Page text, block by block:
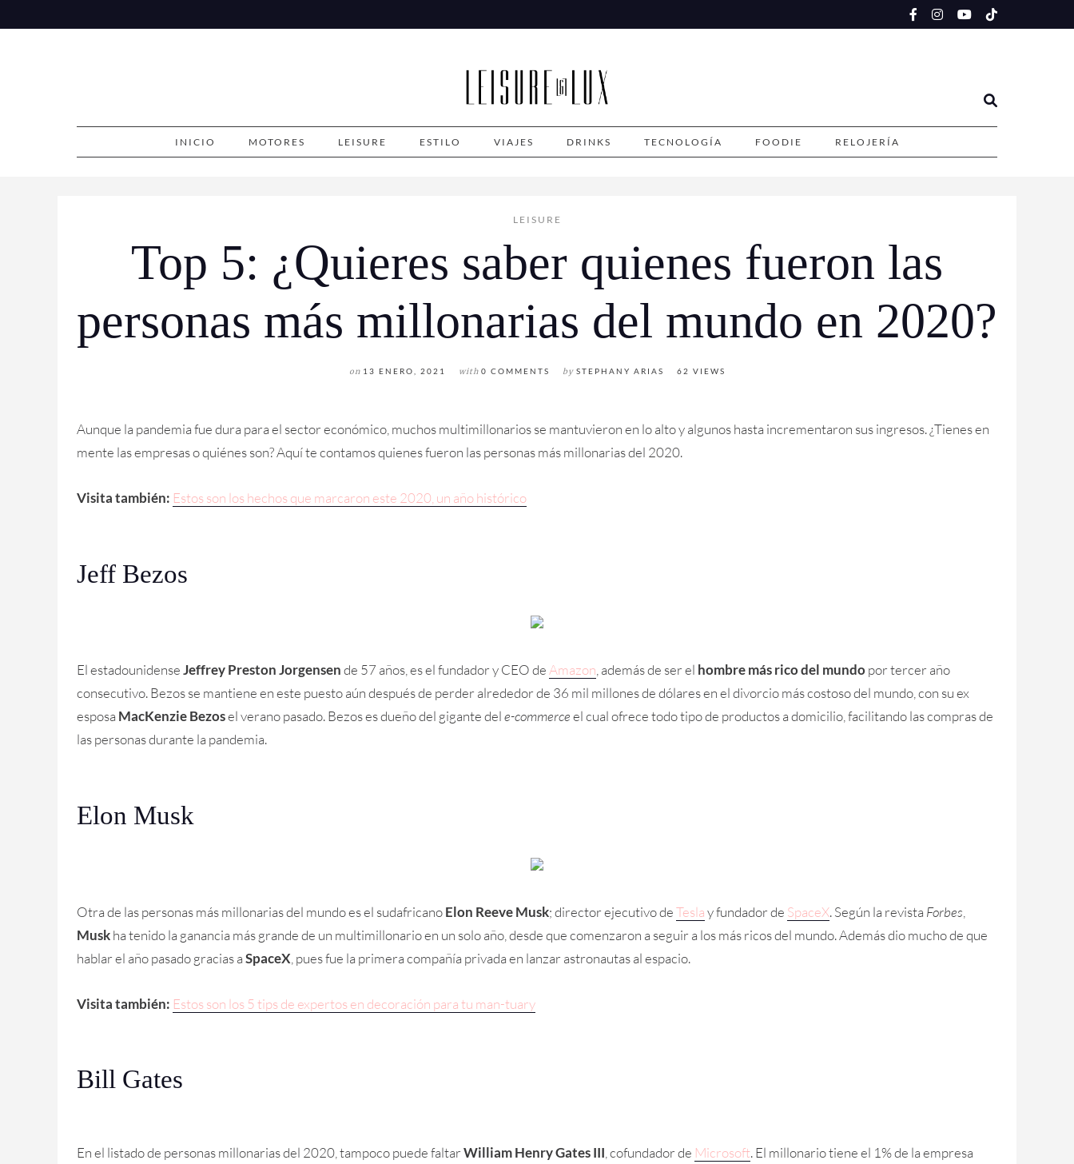
to
INICIO MOTORES LEISURE ESTILO VIAJES DRINKS TECNOLOGÍA FOODIE RELOJERÍA
LEISURE
Top 5: ¿Quieres saber quienes fueron las
personas más millonarias del mundo en 2020?
on 13 ENERO, 2021 with 0 COMMENTS by STEPHANY ARIAS 62 VIEWS
Aunque la pandemia fue dura para el sector económico, muchos multimillonarios se mantuvieron en lo alto y algunos hasta incrementaron sus ingresos. ¿Tienes en
mente las empresas o quiénes son? Aquí te contamos quienes fueron las personas más millonarias del 2020.
Visita también: Estos son los hechos que marcaron este 2020, un año histórico
Jeff Bezos
El estadounidenseJeffrey Preston Jorgensende 57 años, es el fundador y CEO deAmazon, además de ser el hombre más rico del mundo por tercer año
consecutivo. Bezos se mantiene en este puesto aún después de perder alrededor de 36 mil millones de dólares en el divorcio más costoso del mundo, con su ex
esposa MacKenzie Bezosel verano pasado. Bezos es dueño del gigante dele-commerceel cual ofrece todo tipo de productos a domicilio, facilitando las compras de
las personas durante la pandemia.
Elon Musk
Otra de las personas más millonarias del mundo es el sudafricanoElon Reeve Musk; director ejecutivo deTeslay fundador de SpaceX. Según la revista Forbes
Muskha tenido la ganancia más grande de un multimillonario en un solo año, desde que comenzaron a seguir a los más ricos del mundo. Además dio mucho de que
hablar el año pasado gracias aSpaceX , pues fue la primera compañía privada en lanzar astronautas al espacio.
Visita también: Estos son los 5 tips de expertos en decoración para tu man-tuary
Bill Gates
En el listado de personas millonarias del 2020, tampoco puede faltarWilliam Henry Gates III , cofundador de Microsoft. El millonario tiene el 1% de la empresa